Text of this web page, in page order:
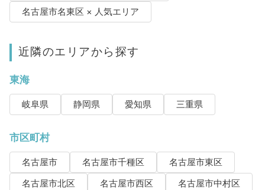
名古屋市名東区 × 人気エリア
近隣のエリアから探す
東海
岐阜県 静岡県 愛知県 三重県
市区町村
名古屋市 名古屋市千種区
名古屋市東区
名古屋市北区
名古屋市西区
名古屋市中村区